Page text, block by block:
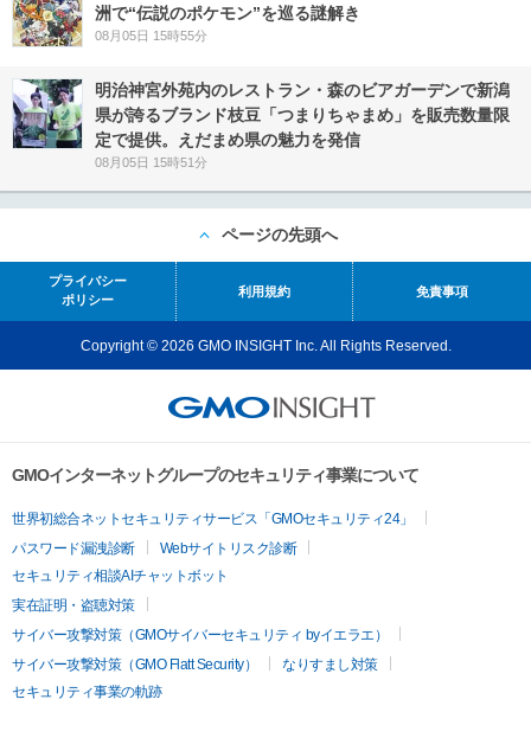
洲で“伝説のポケモン”を巡る謎解き
08月05日 15時55分
明治神宮外苑内のレストラン・森のビアガーデンで新潟
県が誇るブランド枝豆「つまりちゃまめ」を販売数量限
定で提供。えだまめ県の魅力を発信
08月05日 15時51分
ページの先頭へ
プライバシー
ポリシー
利用規約 免責事項
Copyright © 2026 GMO INSIGHT Inc. All Rights Reserved.
GMOインターネットグループのセキュリティ事業について
世界初総合ネットセキュリティサービス「GMOセキュリティ24」
パスワード漏洩診断
Webサイトリスク診断
セキュリティ相談AIチャットボット
実在証明・盗聴対策
サイバー攻撃対策（GMOサイバーセキュリティ byイエラエ）
サイバー攻撃対策（GMO Flatt Security）
なりすまし対策
セキュリティ事業の軌跡